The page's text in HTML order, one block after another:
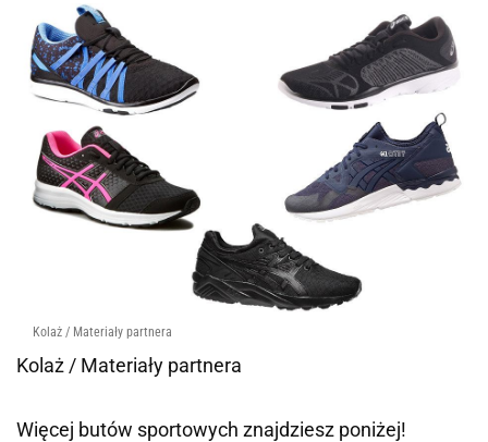
Kolaż / Materiały partnera
Kolaż / Materiały partnera
Więcej butów sportowych znajdziesz poniżej!